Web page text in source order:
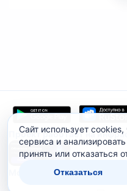
Проект работает на
Мобильное приложение
Сайт использует
сервиса и
принять или отказаться
Отказаться